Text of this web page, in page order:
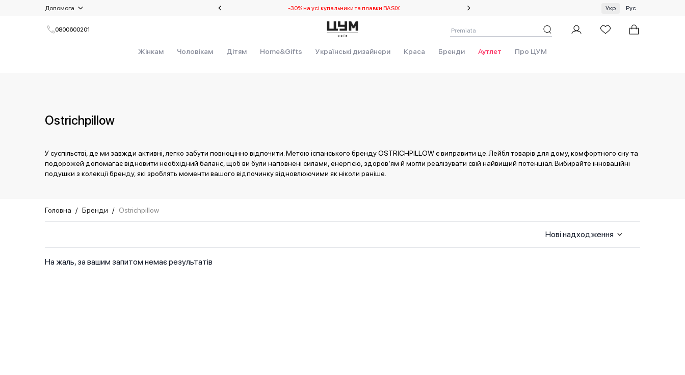
Допомога
Доставка та повернення
-30% на усі купальники та плавки BASIX Спеціальна пропозиція на одяг та хустки ЦУМ by GUNIA
Укр Рус
0800600201
Жінкам Чоловікам Дітям Home&Gifts Українські дизайнери Краса Бренди Аутлет Про ЦУМ
Ostrichpillow
У суспільстві, де ми завжди активні, легко забути повноцінно відпочити. Метою іспанського бренду OSTRICHPILLOW є виправити це. Лейбл товарів для дому, комфортного сну та
подорожей допомагає відновити необхідний баланс, щоб ви були наповнені силами, енергією, здоров’ям й могли реалізувати свій найвищий потенціал. Вибирайте інноваційні
подушки з колекції бренду, які зроблять моменти вашого відпочинку відновлюючими як ніколи раніше.
Головна / Бренди / Ostrichpillow
Нові надходження
На жаль, за вашим запитом немає результатів